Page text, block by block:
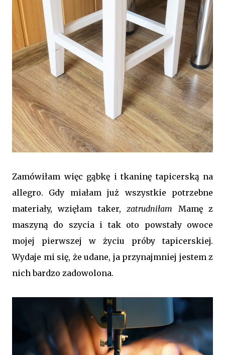
Zamówiłam więc gąbkę i tkaninę tapicerską na
allegro. Gdy miałam już wszystkie potrzebne
materiały, wzięłam taker,zatrudniłam Mamę z
maszyną do szycia i tak oto powstały owoce
mojej pierwszej w życiu próby tapicerskiej.
Wydaje mi się, że udane, ja przynajmniej jestem z
nich bardzo zadowolona.